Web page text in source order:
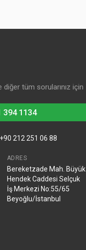
tüm sorularınız için
394 1134
+90 212 251 06 88
ADRES
Bereketzade Mah. Büyük
Hendek Caddesi Selçuk
İş Merkezi No:55/65
Beyoğlu/İstanbul